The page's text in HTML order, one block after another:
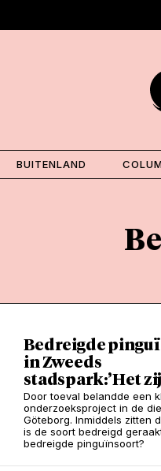
BUITENLAND
Bedreigde
in Zweeds
stadspark:’Het
Door toeval belandde een
onderzoeksproject in de
Göteborg. Inmiddels zitten
is de soort bedreigd
bedreigde pinguïnsoort?